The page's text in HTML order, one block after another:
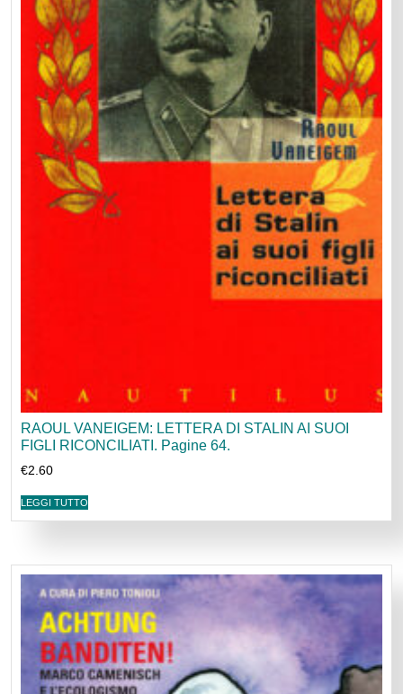
RAOUL VANEIGEM: LETTERA DI STALIN AI SUOI
FIGLI RICONCILIATI. Pagine 64.
€2.60
LEGGI TUTTO